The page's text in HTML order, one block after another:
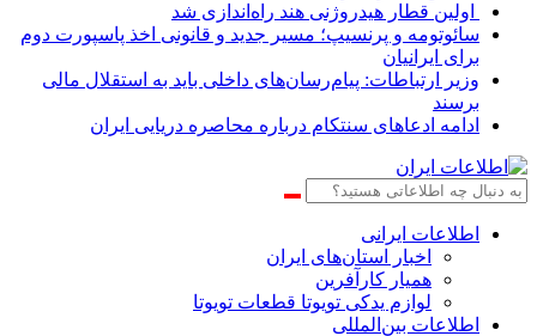
اولین قطار هیدروژنی هند راه‌اندازی شد
سائوتومه و پرنسیپ؛ مسیر جدید و قانونی اخذ پاسپورت دوم
برای ایرانیان
وزیر ارتباطات: پیام‌رسان‌های داخلی باید به استقلال مالی
برسند
ادامه ادعاهای سنتکام درباره محاصره دریایی ایران
اطلاعات‌ ‎ایرانی
اخبار استان‌های ایران
همیار کارآفرین
لوازم یدکی تویوتا قطعات تویوتا
اطلاعات بین‌المللی